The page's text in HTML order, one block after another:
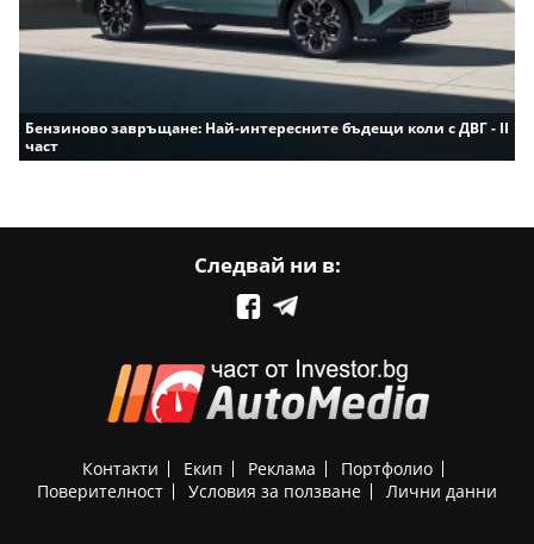
Бензиново завръщане: Най-интересните бъдещи коли с ДВГ - II
част
Следвай ни в:
Контакти Екип Реклама
Портфолио
Поверителност
Условия за ползване Лични данни